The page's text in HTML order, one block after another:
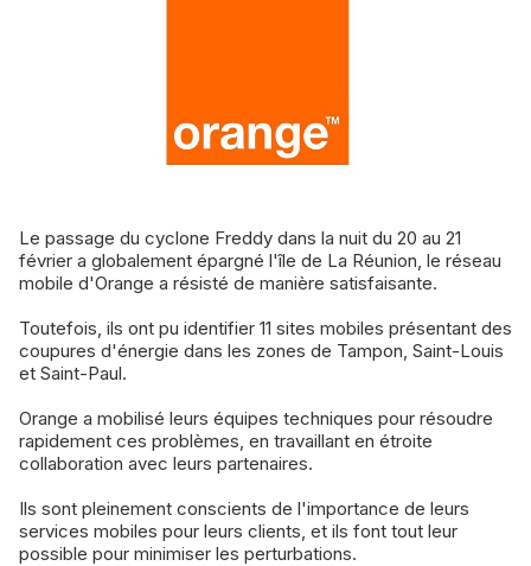
Le passage du cyclone Freddy dans la nuit du 20 au 21
février a globalement épargné l'île de La Réunion, le réseau
mobile d'Orange a résisté de manière satisfaisante.
Toutefois, ils ont pu identifier 11 sites mobiles présentant des
coupures d'énergie dans les zones de Tampon, Saint-Louis
et Saint-Paul.
Orange a mobilisé leurs équipes techniques pour résoudre
rapidement ces problèmes, en travaillant en étroite
collaboration avec leurs partenaires.
Ils sont pleinement conscients de l'importance de leurs
services mobiles pour leurs clients, et ils font tout leur
possible pour minimiser les perturbations.